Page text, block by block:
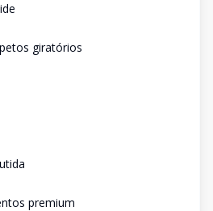
giratórios
premium